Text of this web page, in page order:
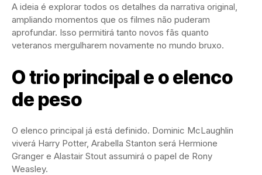
A ideia é explorar todos os detalhes da narrativa original,
ampliando momentos que os filmes não puderam
aprofundar. Isso permitirá tanto novos fãs quanto
veteranos mergulharem novamente no mundo bruxo.
O trio principal e o elenco
de peso
O elenco principal já está definido. Dominic McLaughlin
viverá Harry Potter, Arabella Stanton será Hermione
Granger e Alastair Stout assumirá o papel de Rony
Weasley.